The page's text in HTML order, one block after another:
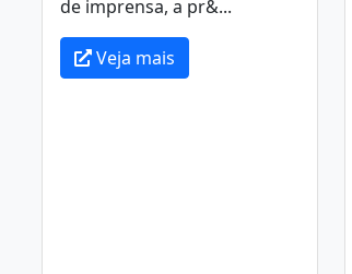
de imprensa, a pr&...
Veja mais